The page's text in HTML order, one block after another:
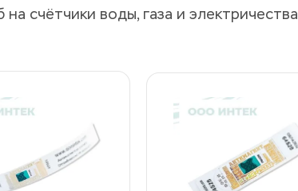
счётчики воды, газа и электричества